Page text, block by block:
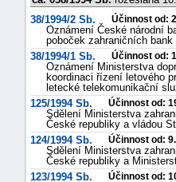
38/1994/2 Sb.
Účinnost od:
Oznámení České národní
poboček zahraničních
38/1994/1 Sb.
Účinnost od:
Oznámení Ministerstva
koordinaci řízení letového
letecké telekomunikační
125/1994 Sb.
Účinnost od:
Sdělení Ministerstva
České republiky a vládou
124/1994 Sb.
Účinnost od:
Sdělení Ministerstva
České republiky a
123/1994 Sb.
Účinnost od: